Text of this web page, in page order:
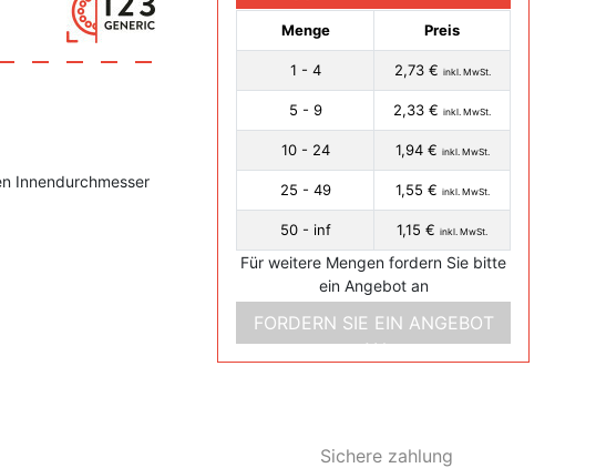
Innendurchmesser
Menge Preis
1 - 4 2,73 € inkl. MwSt.
5 - 9 2,33 € inkl. MwSt.
10 - 24 1,94 € inkl. MwSt.
25 - 49 1,55 € inkl. MwSt.
50 - inf 1,15 € inkl. MwSt.
Für weitere Mengen fordern Sie bitte
ein Angebot an
FORDERN SIE EIN ANGEBOT
AN
Sichere zahlung